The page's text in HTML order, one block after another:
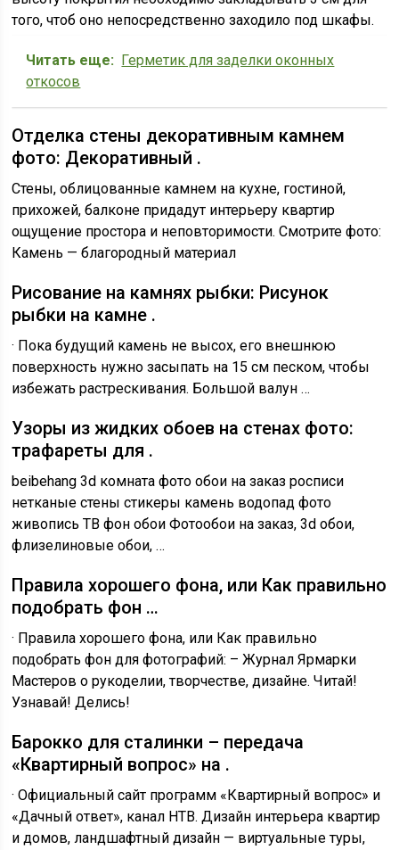
того, чтоб оно непосредственно заходило под шкафы.
Читать еще: Герметик для заделки оконных
откосов
Отделка стены декоративным камнем
фото: Декоративный .
Стены, облицованные камнем на кухне, гостиной,
прихожей, балконе придадут интерьеру квартир
ощущение простора и неповторимости. Смотрите фото:
Камень — благородный материал
Рисование на камнях рыбки: Рисунок
рыбки на камне .
· Пока будущий камень не высох, его внешнюю
поверхность нужно засыпать на 15 см песком, чтобы
избежать растрескивания. Большой валун …
Узоры из жидких обоев на стенах фото:
трафареты для .
beibehang 3d комната фото обои на заказ росписи
нетканые стены стикеры камень водопад фото
живопись ТВ фон обои Фотообои на заказ, 3d обои,
флизелиновые обои, …
Правила хорошего фона, или Как правильно
подобрать фон …
· Правила хорошего фона, или Как правильно
подобрать фон для фотографий: – Журнал Ярмарки
Мастеров о рукоделии, творчестве, дизайне. Читай!
Узнавай! Делись!
Барокко для сталинки – передача
«Квартирный вопрос» на .
· Официальный сайт программ «Квартирный вопрос» и
«Дачный ответ», канал НТВ. Дизайн интерьера квартир
и домов, ландшафтный дизайн — виртуальные туры,